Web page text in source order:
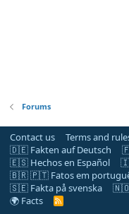
Forums
Contact us Terms and
🇩🇪 Fakten auf Deutsch
🇪🇸 Hechos en Español
🇧🇷 🇵🇹 Fatos em
🇸🇪 Fakta på svenska
🇳🇴
🌍 Facts
R